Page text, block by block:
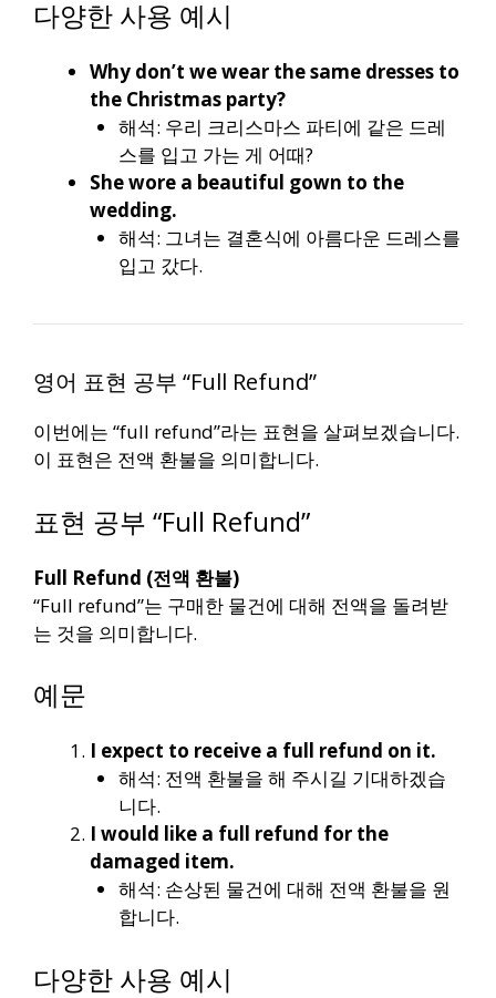
다양한 사용 예시
Why don’t we wear the same dresses to
the Christmas party?
해석: 우리 크리스마스 파티에 같은 드레
스를 입고 가는 게 어때?
She wore a beautiful gown to the
wedding.
해석: 그녀는 결혼식에 아름다운 드레스를
입고 갔다.
영어 표현 공부 “Full Refund”
이번에는 “full refund”라는 표현을 살펴보겠습니다.
이 표현은 전액 환불을 의미합니다.
표현 공부 “Full Refund”
Full Refund (전액 환불)
“Full refund”는 구매한 물건에 대해 전액을 돌려받
는 것을 의미합니다.
예문
I expect to receive a full refund on it.
해석: 전액 환불을 해 주시길 기대하겠습
니다.
I would like a full refund for the
damaged item.
해석: 손상된 물건에 대해 전액 환불을 원
합니다.
다양한 사용 예시